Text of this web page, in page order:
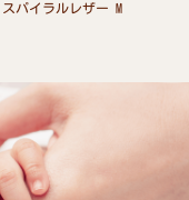
スパイラルレザー M